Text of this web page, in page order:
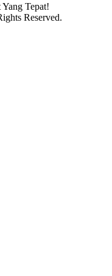
Tepat!
Reserved.